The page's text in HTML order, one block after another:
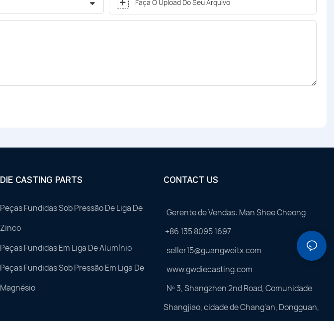
Faça O Upload Do Seu Arquivo
DIE CASTING PARTS
Peças Fundidas Sob Pressão De Liga De
Zinco
Peças Fundidas Em Liga De Alumínio
Peças Fundidas Sob Pressão Em Liga De
Magnésio
CONTACT US
Gerente de Vendas: Man Shee Cheong
+86 135 8095 1697
seller15@guangweitx.com
www.gwdiecasting.com
Nº 3, Shangzhen 2nd Road, Comunidade
Shangjiao, cidade de Chang'an, Dongguan,